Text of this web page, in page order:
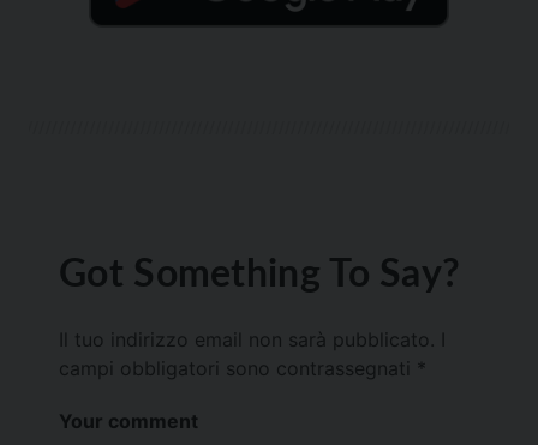
Got Something To Say?
Il tuo indirizzo email non sarà pubblicato.
campi obbligatori sono contrassegnati *
Your comment